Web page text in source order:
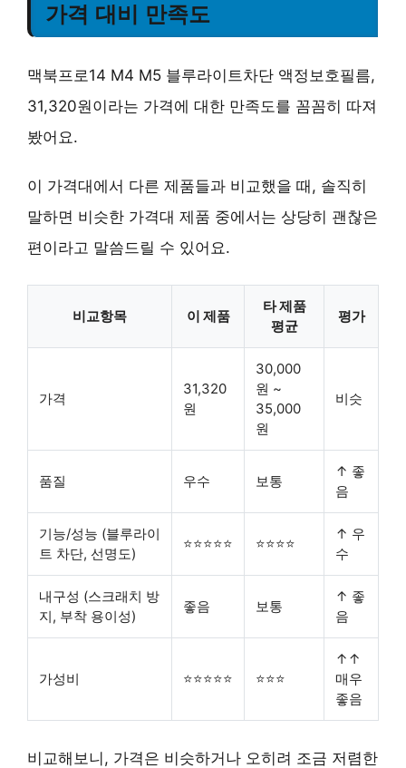
가격 대비 만족도
맥북프로14 M4 M5 블루라이트차단 액정보호필름,
31,320원이라는 가격에 대한 만족도를 꼼꼼히 따져
봤어요.
이 가격대에서 다른 제품들과 비교했을 때, 솔직히
말하면 비슷한 가격대 제품 중에서는 상당히 괜찮은
편이라고 말씀드릴 수 있어요.
비교항목 이 제품
타 제품
평균
평가
가격
31,320
원
30,000
원 ~
35,000
원
비슷
품질 우수 보통
↑ 좋
음
기능/성능 (블루라이
트 차단, 선명도)
⭐⭐⭐⭐⭐ ⭐⭐⭐⭐
↑ 우
수
내구성 (스크래치 방
지, 부착 용이성)
좋음 보통
↑ 좋
음
가성비 ⭐⭐⭐⭐⭐ ⭐⭐⭐
↑↑
매우
좋음
비교해보니, 가격은 비슷하거나 오히려 조금 저렴한